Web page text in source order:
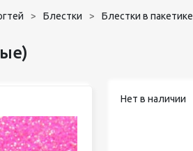
Гель-лаки
Дизайны для ногтей
Блестки Блестки в пакетике
Нет в наличии